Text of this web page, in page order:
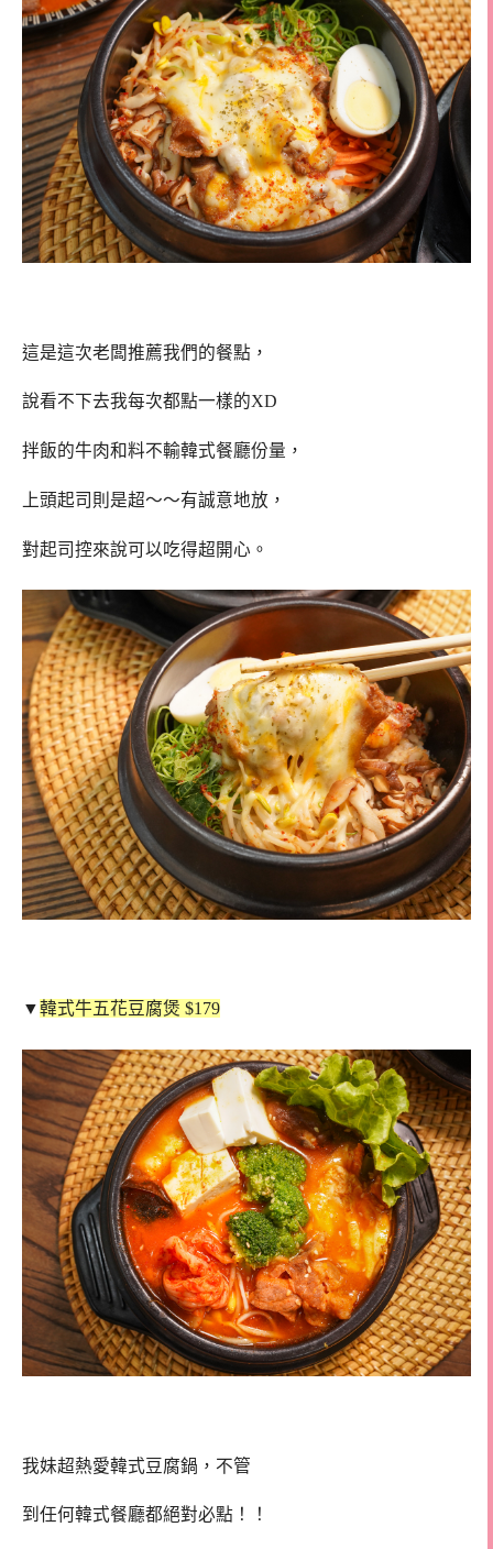
這是這次老闆推薦我們的餐點，
說看不下去我每次都點一樣的XD
拌飯的牛肉和料不輸韓式餐廳份量，
上頭起司則是超～～有誠意地放，
對起司控來說可以吃得超開心。
▼韓式牛五花豆腐煲 $179
我妹超熱愛韓式豆腐鍋，不管
到任何韓式餐廳都絕對必點！！